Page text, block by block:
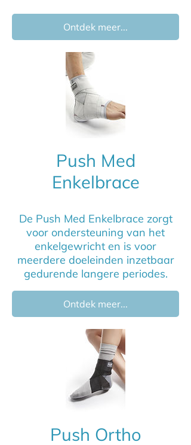
Ontdek meer...
Push Med
Enkelbrace
De Push Med Enkelbrace zorgt
voor ondersteuning van het
enkelgewricht en is voor
meerdere doeleinden inzetbaar
gedurende langere periodes.
Ontdek meer...
Push Ortho